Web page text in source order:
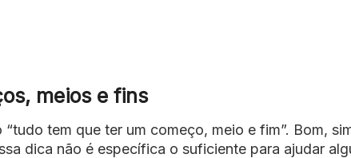
meios e fins
tem que ter um começo, meio e fim”. Bom,
dica não é específica o suficiente para ajudar